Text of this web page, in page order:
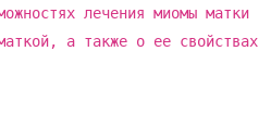
лечения миомы матки
а также о ее свойствах